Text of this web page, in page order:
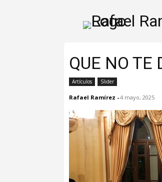
QUE NO TE
Artículos Slider
Rafael Ramírez -4 mayo, 2025